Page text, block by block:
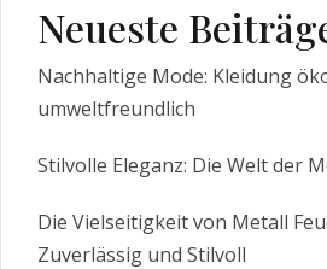
Neueste
Nachhaltige Mode: Kleidung
umweltfreundlich
Stilvolle Eleganz: Die Welt der
Die Vielseitigkeit von Metall
Zuverlässig und Stilvoll